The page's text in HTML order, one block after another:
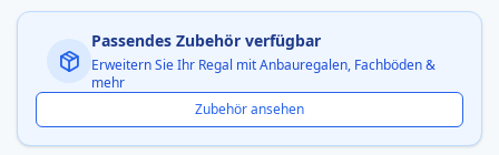
Passendes Zubehör verfügbar
Erweitern Sie Ihr Regal mit Anbauregalen, Fachböden &
mehr
Zubehör ansehen